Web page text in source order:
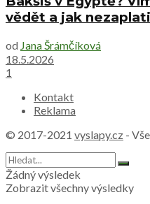
vědět a jak
od Jana Šrámčíková
18.5.2026
1
Kontakt
Reklama
© 2017-2021 vyslapy.cz -
Žádný výsledek
Zobrazit všechny výsledky